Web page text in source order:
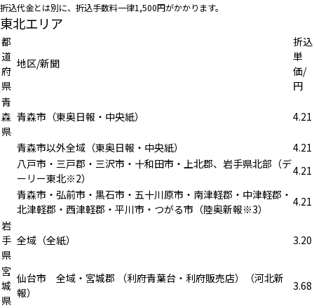
折込代金とは別に、折込手数料一律1,500円がかかります。
東北エリア
都
道
府
県
地区/新聞
折込
単
価/
円
青
森
県
青森市（東奥日報・中央紙） 4.21
青森市以外全域（東奥日報・中央紙）
4.21
八戸市・三戸郡・三沢市・十和田市・上北郡、岩手県北部（デ
ーリー東北※2）
4.21
青森市・弘前市・黒石市・五十川原市・南津軽郡・中津軽郡・
北津軽郡・西津軽郡・平川市・つがる市（陸奥新報※3）
4.21
岩
手
県
全域（全紙） 3.20
宮
城
県
仙台市 全域・宮城郡 （利府青葉台・利府販売店）（河北新
報）
3.68